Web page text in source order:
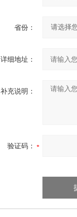
省份：
详细地址：
补充说明：
验证码：